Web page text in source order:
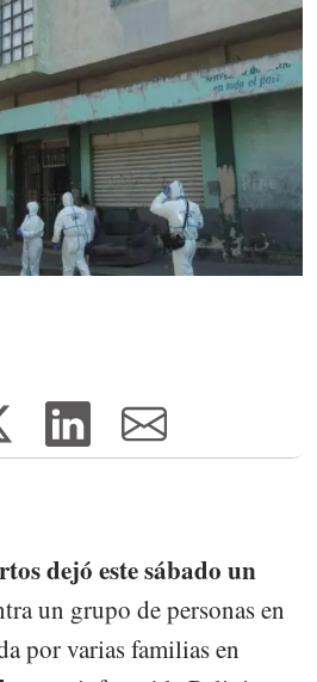
dejó este sábado un
un grupo de personas en
por varias familias en